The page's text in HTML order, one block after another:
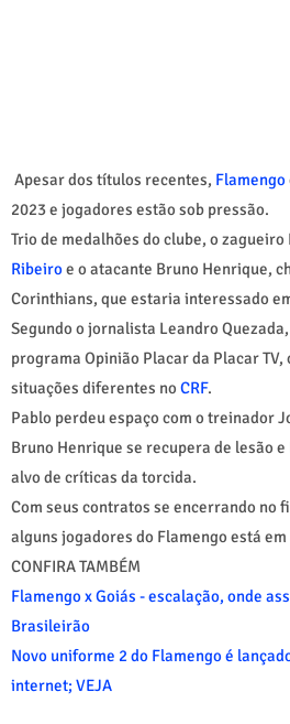
Apesar dos títulos recentes, Flamengo
2023 e jogadores estão sob pressão.
Trio de medalhões do clube, o zagueiro
Ribeiroe o atacante Bruno Henrique,
Corinthians, que estaria interessado
Segundo o jornalista Leandro
programa Opinião Placar da Placar
situações diferentes no CRF.
Pablo perdeu espaço com o treinador
Bruno Henrique se recupera de lesão
alvo de críticas da torcida.
Com seus contratos se encerrando no
alguns jogadores do Flamengo está
CONFIRA TAMBÉM
Flamengo x Goiás - escalação, onde
Brasileirão
Novo uniforme 2 do Flamengo é
internet; VEJA